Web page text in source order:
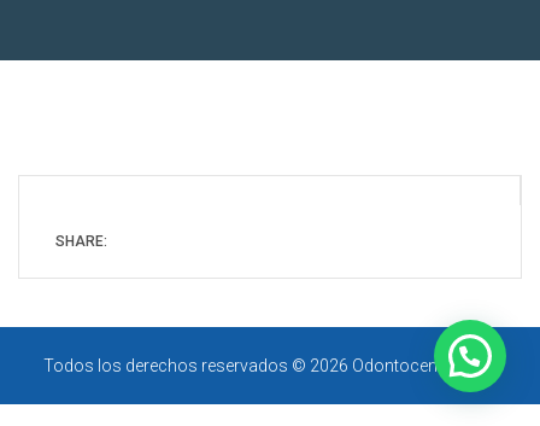
SHARE:
Todos los derechos reservados © 2026 Odontocenter Plus.